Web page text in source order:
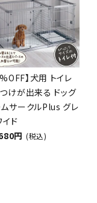
】犬用 トイレ
けが出来る ドッグ
サークルPlus グレ
イド
円 (税込)